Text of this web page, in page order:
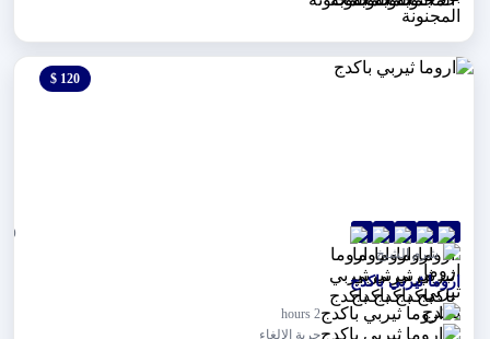
120 $
(0)
شرم الشيخ
اروما ثيربي باكدج
2 hours
حرية الإلغاء